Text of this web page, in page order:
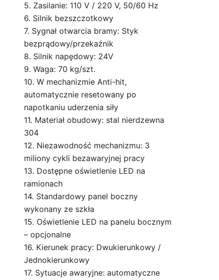
5. Zasilanie: 110 V / 220 V, 50/60 Hz
6. Silnik bezszczotkowy
7. Sygnał otwarcia bramy: Styk
bezprądowy/przekaźnik
8. Silnik napędowy: 24V
9. Waga: 70 kg/szt.
10. W mechanizmie Anti-hit,
automatycznie resetowany po
napotkaniu uderzenia siły
11. Materiał obudowy: stal nierdzewna
304
12. Niezawodność mechanizmu: 3
miliony cykli bezawaryjnej pracy
13. Dostępne oświetlenie LED na
ramionach
14. Standardowy panel boczny
wykonany ze szkła
15. Oświetlenie LED na panelu bocznym
– opcjonalne
16. Kierunek pracy: Dwukierunkowy /
Jednokierunkowy
17. Sytuacje awaryjne: automatyczne